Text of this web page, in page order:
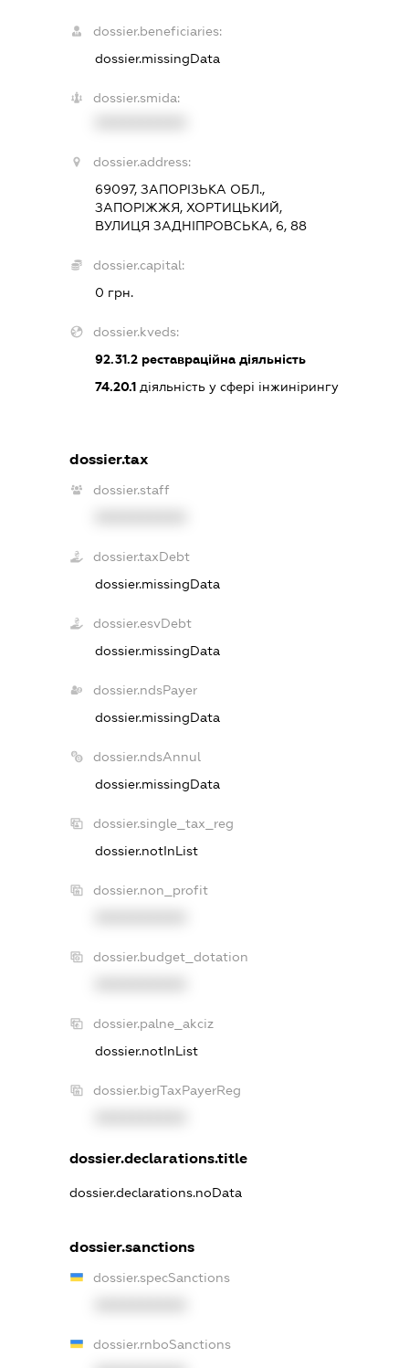
dossier.beneficiaries:
dossier.missingData
dossier.smida:
dossier.address:
69097, ЗАПОРІЗЬКА ОБЛ.,
ЗАПОРІЖЖЯ, ХОРТИЦЬКИЙ,
ВУЛИЦЯ ЗАДНІПРОВСЬКА, 6, 88
dossier.capital:
0 грн.
dossier.kveds:
92.31.2 реставраційна діяльність
74.20.1 діяльність у сфері інжинірингу
dossier.tax
dossier.staff
dossier.taxDebt
dossier.missingData
dossier.esvDebt
dossier.missingData
dossier.ndsPayer
dossier.missingData
dossier.ndsAnnul
dossier.missingData
dossier.single_tax_reg
dossier.notInList
dossier.non_profit
dossier.budget_dotation
dossier.palne_akciz
dossier.notInList
dossier.bigTaxPayerReg
dossier.declarations.title
dossier.declarations.noData
dossier.sanctions
dossier.specSanctions
dossier.rnboSanctions